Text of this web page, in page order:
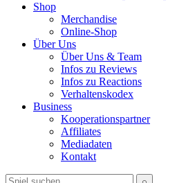
Shop
Merchandise
Online-Shop
Über Uns
Über Uns & Team
Infos zu Reviews
Infos zu Reactions
Verhaltenskodex
Business
Kooperationspartner
Affiliates
Mediadaten
Kontakt
Spiel